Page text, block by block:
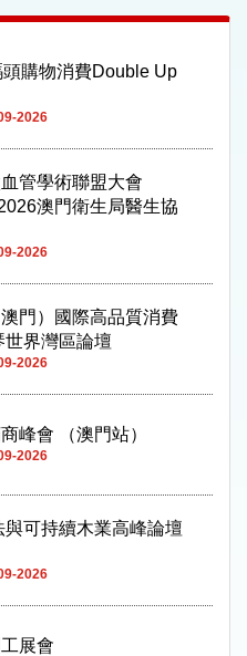
購物消費Double Up
2026
管學術聯盟大會
澳門衛生局醫生協
2026
門）國際高品質消費
界灣區論壇
2026
峰會 （澳門站）
2026
與可持續木業高峰論壇
2026
展會